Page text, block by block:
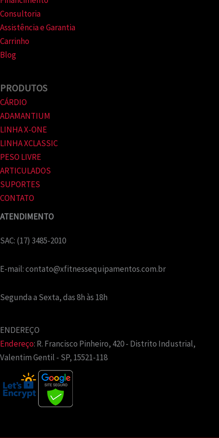
Consultoria
Assistência e Garantia
Carrinho
Blog
PRODUTOS
CÁRDIO
ADAMANTIUM
LINHA X-ONE
LINHA XCLASSIC
PESO LIVRE
ARTICULADOS
SUPORTES
CONTATO
ATENDIMENTO
SAC: (17) 3485-2010
E-mail:contato@xfitnessequipamentos.com.br
Segunda a Sexta, das 8h às 18h
ENDEREÇO
Endereço: R. Francisco Pinheiro, 420 - Distrito Industrial,
Valentim Gentil - SP, 15521-118